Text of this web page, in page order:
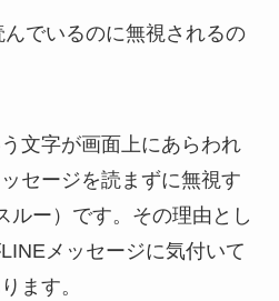
でいるのに無視されるの
文字が画面上にあらわれ
セージを読まずに無視す
ルー）です。その理由とし
メッセージに気付いて
ます。